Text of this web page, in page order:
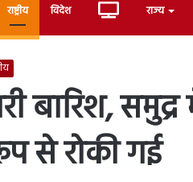
राष्ट्रीय विदेश Live राज्य
बारिश,
से रोकी गई